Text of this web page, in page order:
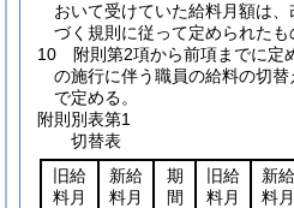
おいて受けていた給料月額は
づく規則に従って定められたも
10
附則第2項から前項までに定
の施行に伴う職員の給料の切
で定める。
附則別表第1
切替表
旧給
料月
新給
料月
期
間
旧給
料月
新給
料月